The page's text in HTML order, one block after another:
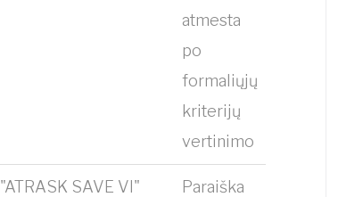
atmesta
po
formaliųjų
kriterijų
vertinimo
"ATRASK SAVE VI"
Paraiška